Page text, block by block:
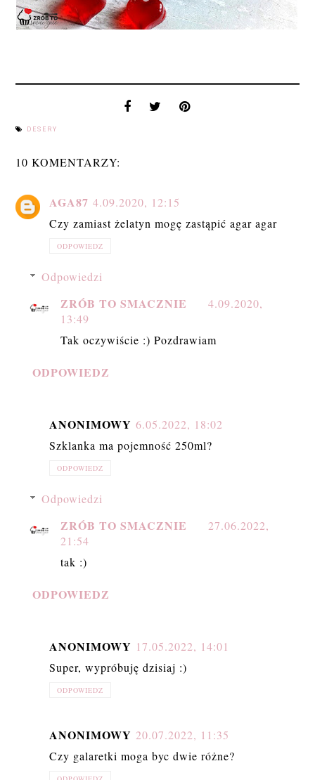
DESERY
10 KOMENTARZY:
AGA87 4.09.2020, 12:15
Czy zamiast żelatyn mogę zastąpić agar agar
ODPOWIEDZ
Odpowiedzi
ZRÓB TO SMACZNIE
4.09.2020,
13:49
Tak oczywiście :) Pozdrawiam
ODPOWIEDZ
ANONIMOWY 6.05.2022, 18:02
Szklanka ma pojemność 250ml?
ODPOWIEDZ
Odpowiedzi
ZRÓB TO SMACZNIE
27.06.2022,
21:54
tak :)
ODPOWIEDZ
ANONIMOWY 17.05.2022, 14:01
Super, wypróbuję dzisiaj :)
ODPOWIEDZ
ANONIMOWY 20.07.2022, 11:35
Czy galaretki moga byc dwie różne?